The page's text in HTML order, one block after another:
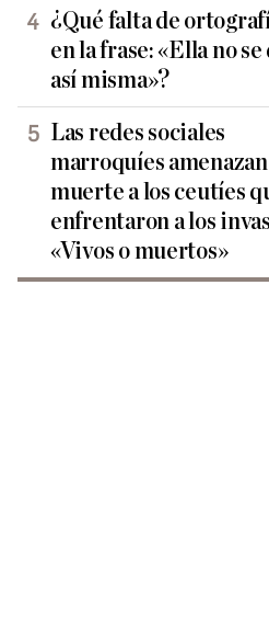
¿Qué falta de
en la frase: «Ella no
así misma»?
Las redes sociales
marroquíes
muerte a los ceutíes
enfrentaron a los
«Vivos o muertos»